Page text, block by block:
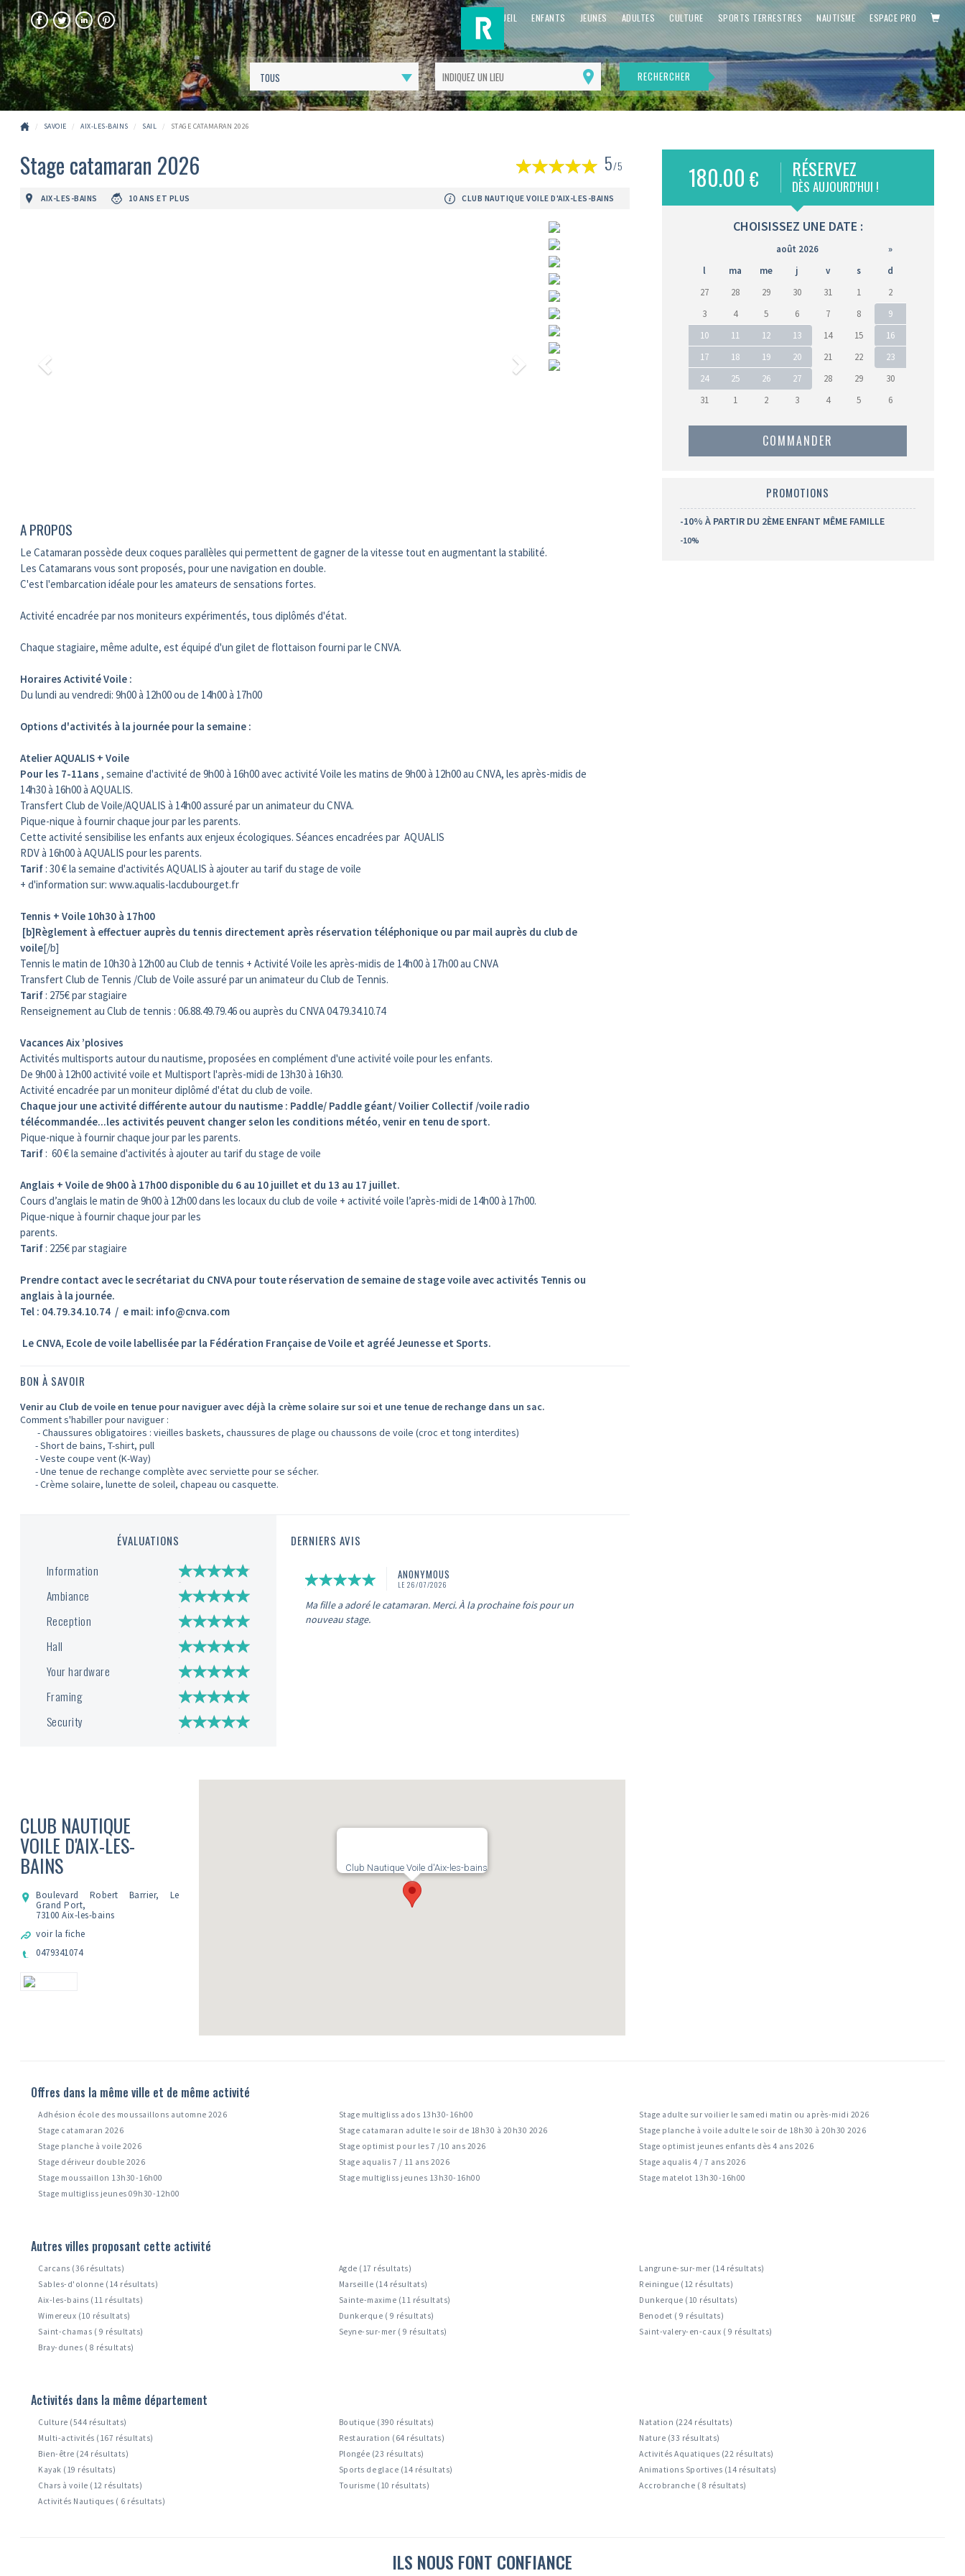
FACEBOOKTWITTERLINKEDINPINTEREST ACCUEIL ENFANTS JEUNES ADULTES CULTURE SPORTS TERRESTRES NAUTISME ESPACE PRO
Me
géolocaliser
RECHERCHER
SAVOIE AIX-LES-BAINS SAIL STAGE CATAMARAN 2026
Stage catamaran 2026 5/5
AIX-LES-BAINS 10 ANS ET PLUS CLUB NAUTIQUE VOILE D'AIX-LES-BAINS
Suivant
A PROPOS
Le Catamaran possède deux coques parallèles qui permettent de gagner de la vitesse tout en augmentant la stabilité.
Les Catamarans vous sont proposés, pour une navigation en double.
C'est l'embarcation idéale pour les amateurs de sensations fortes.
Activité encadrée par nos moniteurs expérimentés, tous diplômés d'état.
Chaque stagiaire, même adulte, est équipé d'un gilet de flottaison fourni par le CNVA.
Horaires Activité Voile :
Du lundi au vendredi: 9h00 à 12h00 ou de 14h00 à 17h00
Options d'activités à la journée pour la semaine :
Atelier AQUALIS + Voile
Pour les 7-11ans , semaine d'activité de 9h00 à 16h00 avec activité Voile les matins de 9h00 à 12h00 au CNVA, les après-midis de
14h30 à 16h00 à AQUALIS.
Transfert Club de Voile/AQUALIS à 14h00 assuré par un animateur du CNVA.
Pique-nique à fournir chaque jour par les parents.
Cette activité sensibilise les enfants aux enjeux écologiques. Séances encadrées par AQUALIS
RDV à 16h00 à AQUALIS pour les parents.
Tarif : 30 € la semaine d'activités AQUALIS à ajouter au tarif du stage de voile
+ d'information sur: www.aqualis-lacdubourget.fr
Tennis + Voile 10h30 à 17h00
[b]Règlement à effectuer auprès du tennis directement après réservation téléphonique ou par mail auprès du club de
voile[/b]
Tennis le matin de 10h30 à 12h00 au Club de tennis + Activité Voile les après-midis de 14h00 à 17h00 au CNVA
Transfert Club de Tennis /Club de Voile assuré par un animateur du Club de Tennis.
Tarif : 275€ par stagiaire
Renseignement au Club de tennis : 06.88.49.79.46 ou auprès du CNVA 04.79.34.10.74
Vacances Aix ’plosives
Activités multisports autour du nautisme, proposées en complément d'une activité voile pour les enfants.
De 9h00 à 12h00 activité voile et Multisport l'après-midi de 13h30 à 16h30.
Activité encadrée par un moniteur diplômé d'état du club de voile.
Chaque jour une activité différente autour du nautisme : Paddle/ Paddle géant/ Voilier Collectif /voile radio
télécommandée...les activités peuvent changer selon les conditions météo, venir en tenu de sport.
Pique-nique à fournir chaque jour par les parents.
Tarif : 60 € la semaine d'activités à ajouter au tarif du stage de voile
Anglais + Voile de 9h00 à 17h00 disponible du 6 au 10 juillet et du 13 au 17 juillet.
Cours d’anglais le matin de 9h00 à 12h00 dans les locaux du club de voile + activité voile l’après-midi de 14h00 à 17h00.
Pique-nique à fournir chaque jour par les
parents.
Tarif : 225€ par stagiaire
Prendre contact avec le secrétariat du CNVApour toute réservation de semaine de stage voile avec activités Tennis ou
anglais à la journée.
Tel : 04.79.34.10.74 / e mail: info@cnva.com
Le CNVA, Ecole de voile labellisée par la Fédération Française de Voile et agréé Jeunesse et Sports.
BON À SAVOIR
Venir au Club de voile en tenue pour naviguer avec déjà la crème solaire sur soi et une tenue de rechange dans un sac.
Comment s'habiller pour naviguer :
- Chaussures obligatoires : vieilles baskets, chaussures de plage ou chaussons de voile (croc et tong interdites)
- Short de bains, T-shirt, pull
- Veste coupe vent (K-Way)
- Une tenue de rechange complète avec serviette pour se sécher.
- Crème solaire, lunette de soleil, chapeau ou casquette.
ÉVALUATIONS
Information
Ambiance
Reception
Hall
Your hardware
Framing
Security
DERNIERS AVIS
ANONYMOUS
LE 26/07/2026
Ma fille a adoré le catamaran. Merci. À la prochaine fois pour un
nouveau stage.
CLUB NAUTIQUE
VOILE D'AIX-LES-
BAINS
Boulevard Robert Barrier, Le
Grand Port,
73100 Aix-les-bains
voir la fiche
0479341074
Club Nautique Voile d'Aix-les-bains
180.00 € RÉSERVEZ
DÈS AUJOURD'HUI !
CHOISISSEZ UNE DATE :
août 2026
»
l
ma me j v s
d
27
28 29 30 31 1
2
3
4 5 6 7 8
9
10
11 12 13 14 15
16
17
18 19 20 21 22
23
24
25 26 27 28 29
30
31
1 2 3 4 5 6
COMMANDER
PROMOTIONS
-10% À PARTIR DU 2ÈME ENFANT MÊME FAMILLE
-10%
Offres dans la même ville et de même activité
Adhésion école des moussaillons automne 2026 Stage multigliss ados 13h30-16h00
Stage adulte sur voilier le samedi matin ou après-midi 2026
Stage catamaran 2026
Stage catamaran adulte le soir de 18h30 à 20h30 2026
Stage planche à voile adulte le soir de 18h30 à 20h30 2026
Stage planche à voile 2026
Stage optimist pour les 7 /10 ans 2026
Stage optimist jeunes enfants dès 4 ans 2026
Stage dériveur double 2026
Stage aqualis 7 / 11 ans 2026
Stage aqualis 4 / 7 ans 2026
Stage moussaillon 13h30-16h00
Stage multigliss jeunes 13h30-16h00
Stage matelot 13h30-16h00
Stage multigliss jeunes 09h30-12h00
Autres villes proposant cette activité
Carcans (36 résultats) Agde (17 résultats)
Langrune-sur-mer (14 résultats)
Sables-d'olonne (14 résultats)
Marseille (14 résultats)
Reiningue (12 résultats)
Aix-les-bains (11 résultats)
Sainte-maxime (11 résultats)
Dunkerque (10 résultats)
Wimereux (10 résultats)
Dunkerque ( 9 résultats)
Benodet ( 9 résultats)
Saint-chamas ( 9 résultats)
Seyne-sur-mer ( 9 résultats)
Saint-valery-en-caux ( 9 résultats)
Bray-dunes ( 8 résultats)
Activités dans la même département
Culture (544 résultats) Boutique (390 résultats)
Natation (224 résultats)
Multi-activités (167 résultats)
Restauration (64 résultats)
Nature (33 résultats)
Bien-être (24 résultats)
Plongée (23 résultats)
Activités Aquatiques (22 résultats)
Kayak (19 résultats)
Sports de glace (14 résultats)
Animations Sportives (14 résultats)
Chars à voile (12 résultats)
Tourisme (10 résultats)
Accrobranche ( 8 résultats)
Activités Nautiques ( 6 résultats)
ILS NOUS FONT CONFIANCE